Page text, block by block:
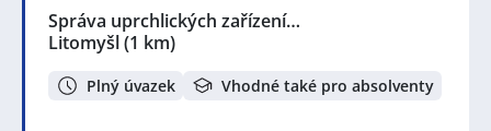
Správa uprchlických zařízení…
Litomyšl(1 km)
Plný úvazek Vhodné také pro absolventy